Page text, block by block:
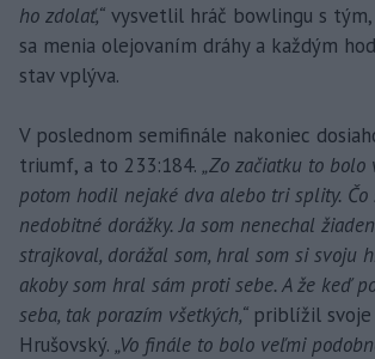
ho zdolať,“ vysvetlil hráč bowlingu s
sa menia olejovaním dráhy a každým
stav vplýva.
V poslednom semifinále nakoniec
triumf, a to 233:184. „Zo začiatku to bolo
potom hodil nejaké dva alebo tri splity. Čo
nedobitné dorážky. Ja som nenechal
strajkoval, dorážal som, hral som si svoju
akoby som hral sám proti sebe. A že keď
seba, tak porazím všetkých,“ priblížil
Hrušovský. „Vo finále to bolo veľmi